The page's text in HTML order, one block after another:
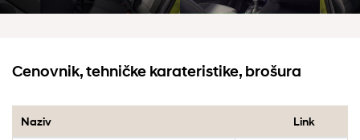
Cenovnik, tehničke karateristike, brošura
Naziv Link